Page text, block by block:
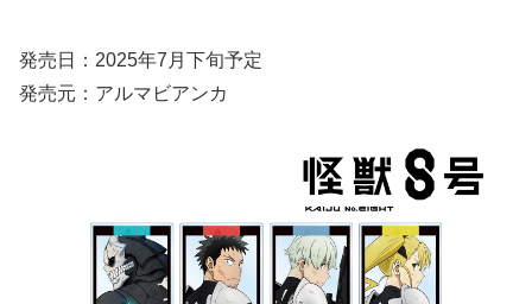
発売日：2025年7月下旬予定
発売元：アルマビアンカ